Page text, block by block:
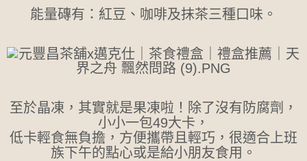
能量磚有：紅豆、咖啡及抹茶三種口味。
至於晶凍，其實就是果凍啦！除了沒有防腐劑，
小小一包49大卡，
低卡輕食無負擔，方便攜帶且輕巧，很適合上班
族下午的點心或是給小朋友食用。